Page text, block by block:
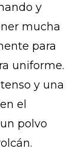
y
mucha
para
uniforme.
y una
el
polvo